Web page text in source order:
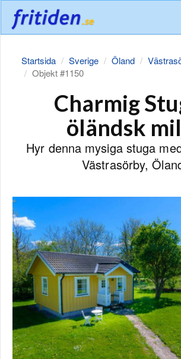
Startsida Sverige Öland
Objekt #1150
Charmig
öländsk
Hyr denna mysiga stuga
Västrasörby,